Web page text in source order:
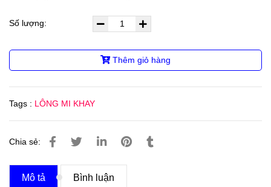
Số lượng:
Thêm giỏ hàng
Tags : LÔNG MI KHAY
Chia sẻ:
Mô tả Bình luận